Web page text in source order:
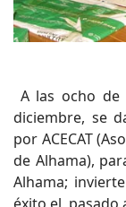
A las ocho de
diciembre, se
por ACECAT
de Alhama),
Alhama;
éxito el pasado